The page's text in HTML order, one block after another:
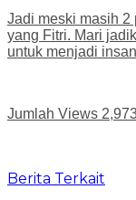
Jadi meski masih 2
yang Fitri. Mari
untuk menjadi
Jumlah Views
Berita Terkait